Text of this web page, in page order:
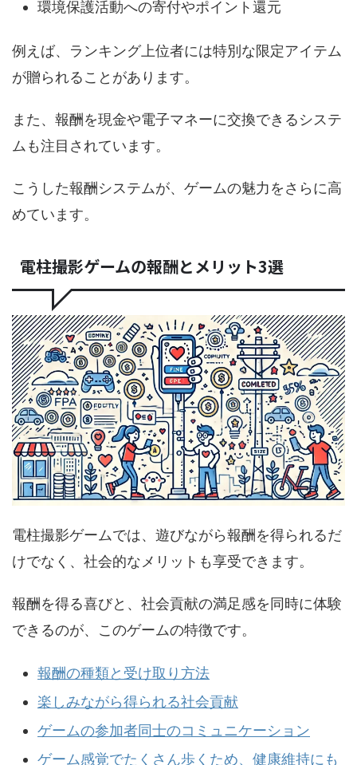
環境保護活動への寄付やポイント還元
例えば、ランキング上位者には特別な限定アイテム
が贈られることがあります。
また、報酬を現金や電子マネーに交換できるシステ
ムも注目されています。
こうした報酬システムが、ゲームの魅力をさらに高
めています。
電柱撮影ゲームの報酬とメリット3選
電柱撮影ゲームでは、遊びながら報酬を得られるだ
けでなく、社会的なメリットも享受できます。
報酬を得る喜びと、社会貢献の満足感を同時に体験
できるのが、このゲームの特徴です。
報酬の種類と受け取り方法
楽しみながら得られる社会貢献
ゲームの参加者同士のコミュニケーション
ゲーム感覚でたくさん歩くため、健康維持にも